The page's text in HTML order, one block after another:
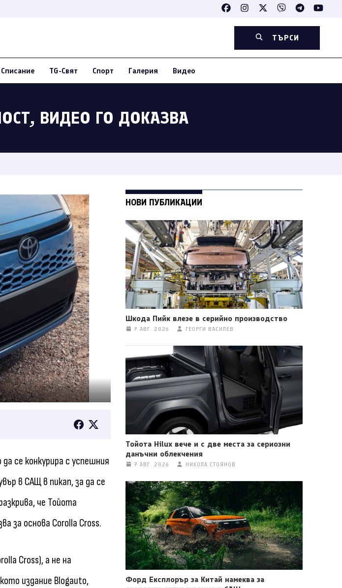
ТЪРСИ
Списание TG-Свят Спорт Галерия Видео
ВИДЕО ГО ДОКАЗВА
се конкурира с успешния
в САЩ в пикап, за да се
че Тойота
за основа Corolla Cross.
Cross), а не на
издание Blogauto,
НОВИ ПУБЛИКАЦИИ
Шкода Пийк влезе в серийно производство
7 АВГ. 2026 ГЕОРГИ ВАСИЛЕВ
Тойота Hilux вече и с две места за сериозни
данъчни облекчения
7 АВГ. 2026 НИКОЛА СТОЯНОВ
Форд Експлорър за Китай намеква за